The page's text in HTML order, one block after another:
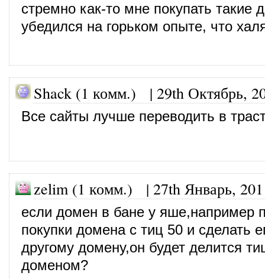
стремно как-то мне покупать такие
убедился на горьком опыте, что
Shack (1 комм.) | 29th Октябрь,
Все сайты лучше переводить в
zelim (1 комм.) | 27th Январь,
если домен в бане у яше,например
покупки домена с тиц 50 и сделать
другому домену,он будет делится
доменом?